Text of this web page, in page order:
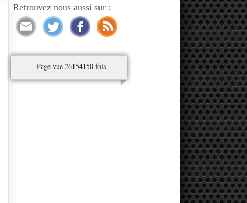
Retrouvez nous aussi sur :
Page vue 26154150 fois